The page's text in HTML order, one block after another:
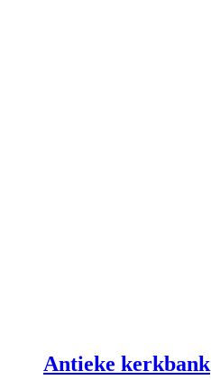
Antieke kerkbank